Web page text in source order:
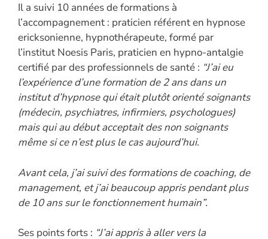
Il a suivi 10 années de formations à
l’accompagnement : praticien référent en hypnose
ericksonienne, hypnothérapeute, formé par
l’institut Noesis Paris, praticien en hypno-antalgie
certifié par des professionnels de santé : “J’ai eu
l’expérience d’une formation de 2 ans dans un
institut d’hypnose qui était plutôt orienté soignants
(médecin, psychiatres, infirmiers, psychologues)
mais qui au début acceptait des non soignants
même si ce n’est plus le cas aujourd’hui.
Avant cela, j’ai suivi des formations de coaching, de
management, et j’ai beaucoup appris pendant plus
de 10 ans sur le fonctionnement humain”.
Ses points forts : “J’ai appris à aller vers la